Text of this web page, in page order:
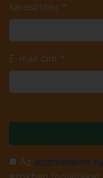
Keresztnév *
E-mail cím *
Az adatvédelmi